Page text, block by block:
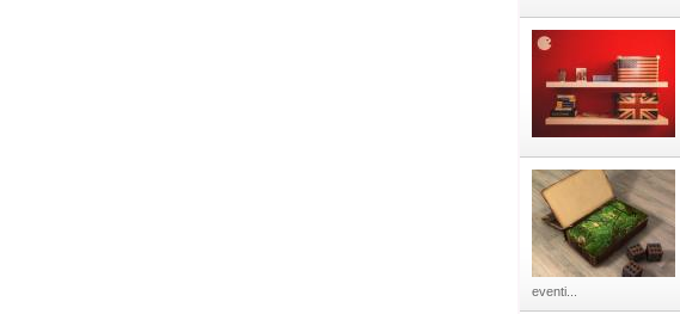
eventi...